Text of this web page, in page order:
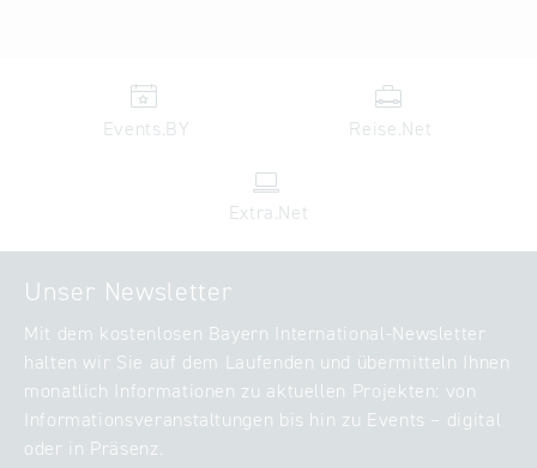
Events.BY Reise.Net
Extra.Net
Unser Newsletter
Mit dem kostenlosen Bayern International-Newsletter
halten wir Sie auf dem Laufenden und übermitteln Ihnen
monatlich Informationen zu aktuellen Projekten: von
Informationsveranstaltungen bis hin zu Events – digital
oder in Präsenz.